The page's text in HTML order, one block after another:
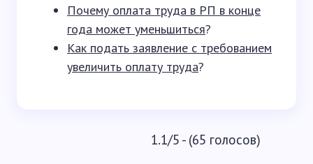
Почему оплата труда в РП в конце
года может уменьшиться?
Как подать заявление с требованием
увеличить оплату труда?
1.1/5 - (65 голосов)